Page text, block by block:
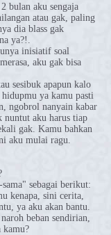
bulan aku sengaja
atau gak, paling
dia blass gak
ya?!.
inisiatif soal
aku gak bisa
sesibuk apapun kalo
ya kamu pasti
ngobrol nanyain kabar
nuntut aku harus tiap
gak. Kamu bahkan
aku mulai ragu.
sebagai berikut:
kenapa, sini cerita,
ya aku akan bantu.
beban sendirian,
kamu?